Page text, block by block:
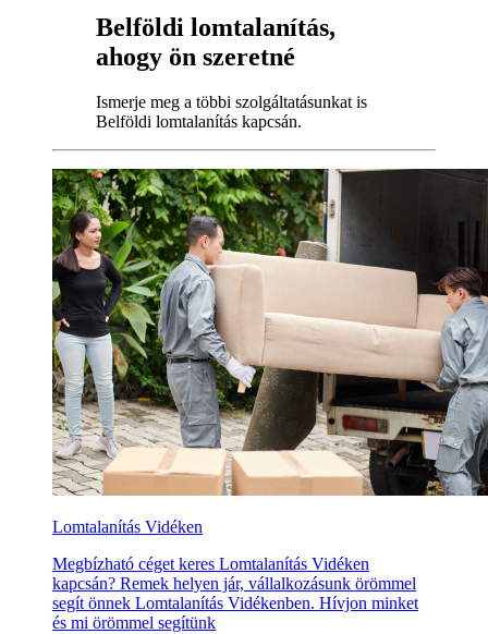
Belföldi lomtalanítás,
ahogy ön szeretné
Ismerje meg a többi szolgáltatásunkat is
Belföldi lomtalanítás kapcsán.
Lomtalanítás Vidéken
Megbízható céget keres Lomtalanítás Vidéken
kapcsán? Remek helyen jár, vállalkozásunk örömmel
segít önnek Lomtalanítás Vidékenben. Hívjon minket
és mi örömmel segítünk